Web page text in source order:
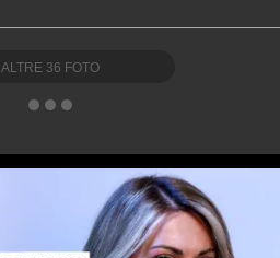
ALTRE 36 FOTO